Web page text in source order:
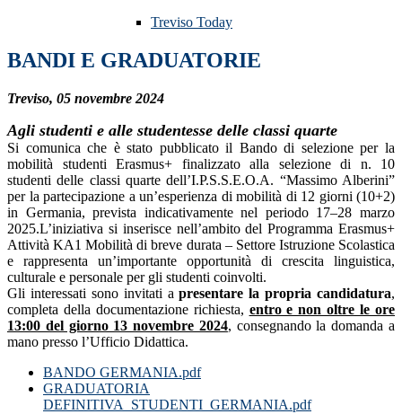
Treviso Today
BANDI E GRADUATORIE
Treviso, 05 novembre 2024
Agli studenti e alle studentesse delle classi quarte
Si comunica che è stato pubblicato il Bando di selezione per la
mobilità studenti Erasmus+ finalizzato alla selezione di n. 10
studenti delle classi quarte dell’I.P.S.S.E.O.A. “Massimo Alberini”
per la partecipazione a un’esperienza di mobilità di 12 giorni (10+2)
in Germania, prevista indicativamente nel periodo 17–28 marzo
2025.L’iniziativa si inserisce nell’ambito del Programma Erasmus+
Attività KA1 Mobilità di breve durata – Settore Istruzione Scolastica
e rappresenta un’importante opportunità di crescita linguistica,
culturale e personale per gli studenti coinvolti.
Gli interessati sono invitati apresentare la propria candidatura,
completa della documentazione richiesta, entro e non oltre le ore
13:00 del giorno 13 novembre 2024, consegnando la domanda a
mano presso l’Ufficio Didattica.
BANDO GERMANIA.pdf
GRADUATORIA
DEFINITIVA_STUDENTI_GERMANIA.pdf